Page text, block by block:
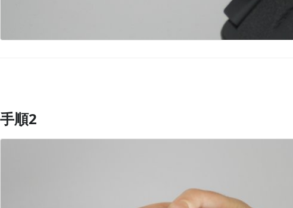
コメントを追加
手順2